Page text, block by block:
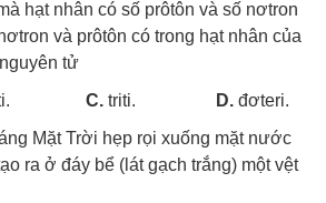
hạt nhân có số prôtôn và số nơtron
và prôtôn có trong hạt nhân của
tử
C. triti. D. đơteri.
Mặt Trời hẹp rọi xuống mặt nước
ra ở đáy bể (lát gạch trắng) một vệt